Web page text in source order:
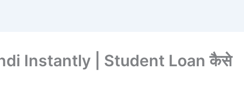
Instantly | Student Loan कैसे